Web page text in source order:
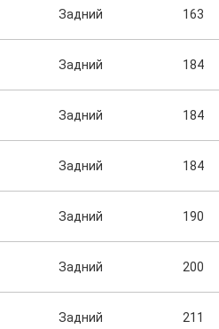
Задний 163
Задний 184
Задний 184
Задний 184
Задний 190
Задний 200
Задний 211